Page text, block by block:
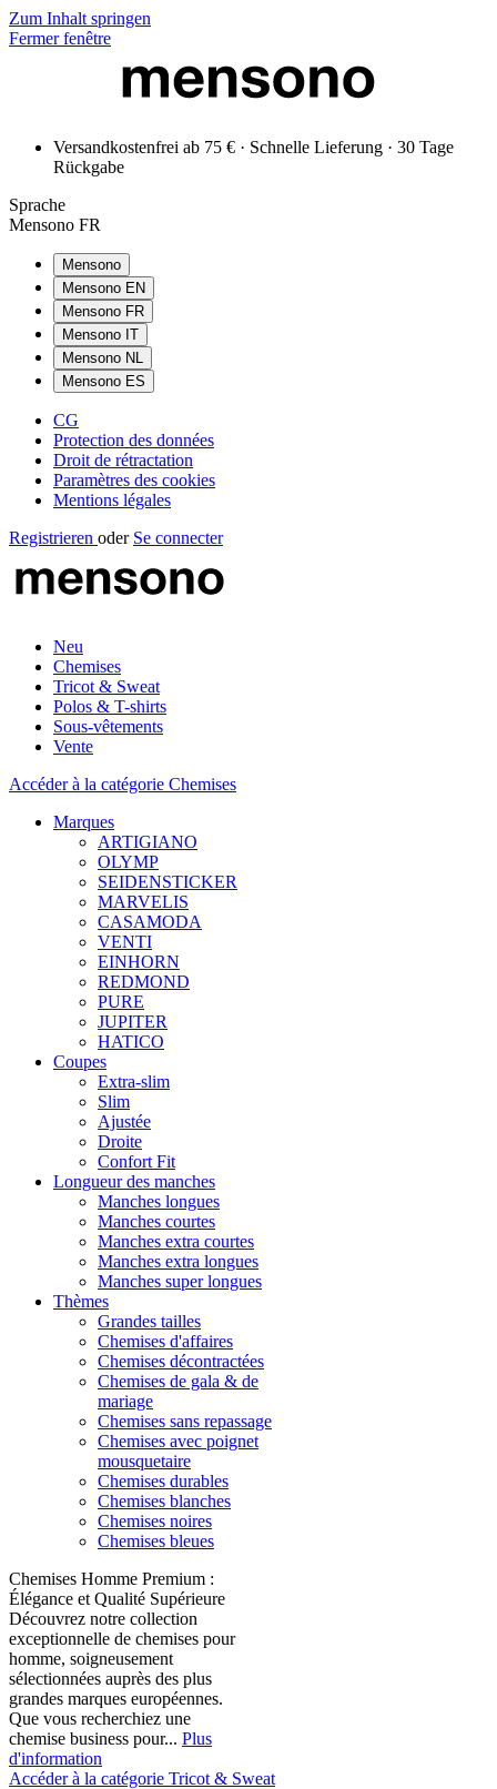
Zum Inhalt springen
Fermer fenêtre
Versandkostenfrei ab 75 € · Schnelle Lieferung · 30 Tage
Rückgabe
Sprache
Mensono FR
Mensono
Mensono EN
Mensono FR
Mensono IT
Mensono NL
Mensono ES
CG
Protection des données
Droit de rétractation
Paramètres des cookies
Mentions légales
Registrieren oder Se connecter
Neu
Chemises
Tricot & Sweat
Polos & T-shirts
Sous-vêtements
Vente
Accéder à la catégorie Chemises
Marques
ARTIGIANO
OLYMP
SEIDENSTICKER
MARVELIS
CASAMODA
VENTI
EINHORN
REDMOND
PURE
JUPITER
HATICO
Coupes
Extra-slim
Slim
Ajustée
Droite
Confort Fit
Longueur des manches
Manches longues
Manches courtes
Manches extra courtes
Manches extra longues
Manches super longues
Thèmes
Grandes tailles
Chemises d'affaires
Chemises décontractées
Chemises de gala & de
mariage
Chemises sans repassage
Chemises avec poignet
mousquetaire
Chemises durables
Chemises blanches
Chemises noires
Chemises bleues
Chemises Homme Premium :
Élégance et Qualité Supérieure
Découvrez notre collection
exceptionnelle de chemises pour
homme, soigneusement
sélectionnées auprès des plus
grandes marques européennes.
Que vous recherchiez une
chemise business pour... Plus
d'information
Accéder à la catégorie Tricot & Sweat